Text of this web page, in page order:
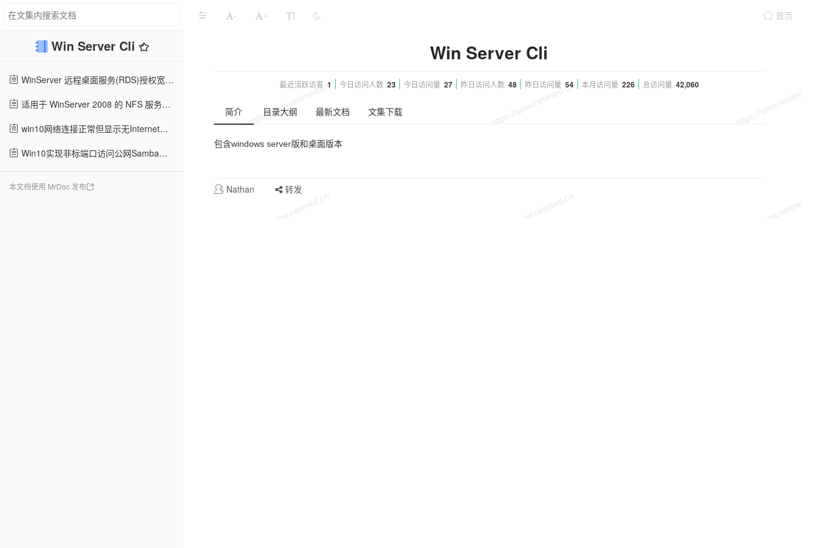
Win Server Cli
WinServer 远程桌面服务(RDS)授权宽限期重置与延长
适用于 WinServer 2008 的 NFS 服务全端口放行
win10网络连接正常但显示无Internet的问题
Win10实现非标端口访问公网Samba服务
本文档使用 MrDoc 发布
- + 首页
Win Server Cli
最近活跃访客 1 今日访问人数 23 今日访问量 27 昨日访问人数 48 昨日访问量 54 本月访问量 226 总访问量 42,060
简介 目录大纲 最新文档 文集下载
包含windows server版和桌面版本
Nathan 转发